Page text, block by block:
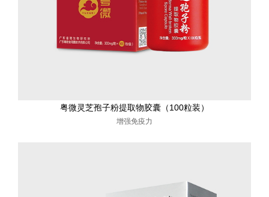
粤微灵芝孢子粉提取物胶囊（100粒装）
增强免疫力